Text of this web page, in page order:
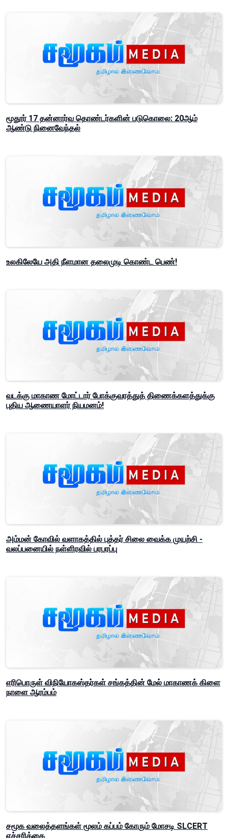
மூதூர் 17 தன்னார்வ தொண்டர்களின் படுகொலை: 20ஆம்
ஆண்டு நினைவேந்தல்
உலகிலேயே அதி நீளமான தலைமுடி கொண்ட பெண்!
வடக்கு மாகாண மோட்டார் போக்குவரத்துத் திணைக்களத்துக்கு
புதிய ஆணையாளர் நியமனம்!
அம்மன் கோவில் வளாகத்தில் புத்தர் சிலை வைக்க முயற்சி -
வலப்பனையில் நள்ளிரவில் பரபரப்பு
எரிபொருள் விநியோகஸ்தர்கள் சங்கத்தின் மேல் மாகாணக் கிளை
நாளை ஆரம்பம்
சமூக வலைத்தளங்கள் மூலம் கப்பம் கோரும் மோசடி SLCERT
எச்சரிக்கை